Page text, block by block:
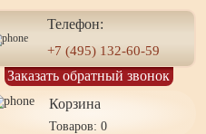
Телефон:
+7 (495) 132-60-59
Заказать обратный звонок
Корзина
Товаров: 0